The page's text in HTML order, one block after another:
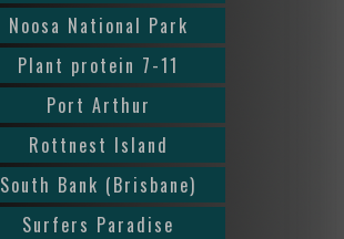
Noosa National Park
Plant protein 7-11
Port Arthur
Rottnest Island
South Bank (Brisbane)
Surfers Paradise